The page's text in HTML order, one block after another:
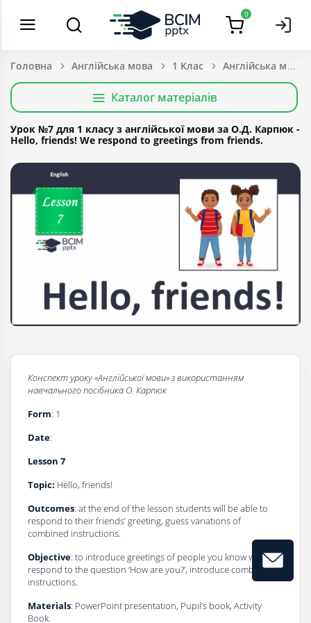
0
Головна Англійська мова 1 Клас
Каталог матеріалів
Урок №7 для 1 класу з англійської мови за О.Д. Карпюк -
Hello, friends! We respond to greetings from friends.
Конспект уроку «Англійської мови» з використанням
навчального посібника О. Карпюк
Form: 1
Dаte:
Lesson 7
Topic: Hello, friends!
Outcomes: аt the end of the lesson students will be able to
respond to their friends’ greeting, guess variations of
combined instructions.
Objective: to introduce greetings of people you know well, to
respond to the question ‘How are you?’, introduce combined
instructions.
Materials: PowerPoint presentation, Pupil’s book, Activity
Book.